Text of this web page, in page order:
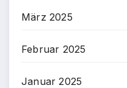
März 2025
Februar 2025
Januar 2025